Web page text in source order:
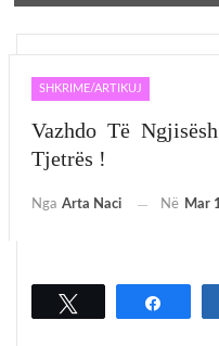
SHKRIME/ARTIKUJ
Vazhdo Të
Tjetrës !
Nga Arta Naci Në Mar